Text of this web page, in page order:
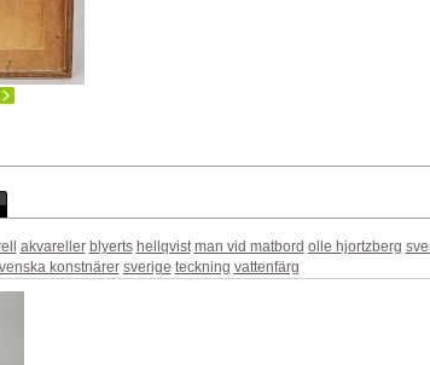
akvareller blyerts hellqvist man vid matbord olle hjortzberg
konstnärer sverige teckning vattenfärg